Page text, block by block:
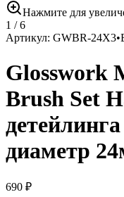
Нажмите для
1 /6
Артикул: GWBR-24X3•
Glosswork
Brush Set
диаметр
690 ₽